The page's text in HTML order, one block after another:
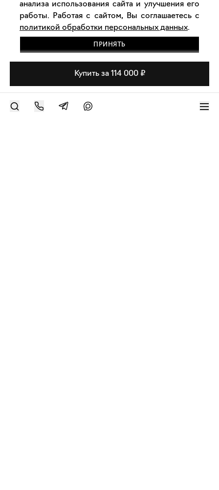
Купить за 114 000 ₽
анализа использования сайта и улучшения его
работы. Работая с сайтом, Вы соглашаетесь с
политикой обработки персональных данных.
ПРИНЯТЬ